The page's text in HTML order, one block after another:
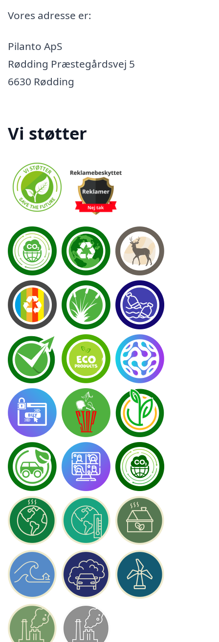
Vores adresse er:
Pilanto ApS
Rødding Præstegårdsvej 5
6630 Rødding
Vi støtter